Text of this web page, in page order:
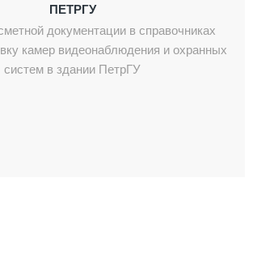
ПЕТРГУ
документации в справочниках
камер видеонаблюдения и охранных
систем в здании ПетрГУ